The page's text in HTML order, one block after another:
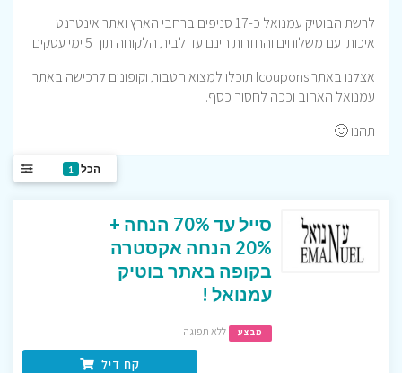
לרשת הבוטיק עמנואל כ-17 סניפים ברחבי הארץ ואתר אינטרנט
איכותי עם משלוחים והחזרות חינם עד לבית הלקוחה תוך 5 ימי עסקים.
אצלנו באתר Icoupons תוכלו למצוא הטבות וקופונים לרכישה באתר
עמנואל האהוב וככה לחסוך כסף.
תהנו 🙂
הכל 1
סייל עד 70% הנחה +
20% הנחה אקסטרה
בקופה באתר בוטיק
עמנואל !
מבצע ללא תפוגה
קח דיל